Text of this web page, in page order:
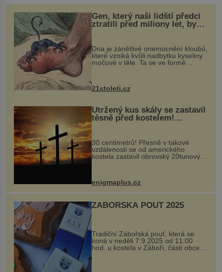
Gen, který naši lidští předci
ztratili před miliony let, by
mohl pomoci s léčbou
„nemoci králů“
Dna je zánětlivé onemocnění kloubů,
které vzniká kvůli nadbytku kyseliny
močové v těle. Ta se ve formě
nohou, a způsobuje bole...
21stoleti.cz
Utržený kus skály se zastavil
těsně před kostelem!
Ochránila ho boží síla?
30 centimetrů! Přesně v takové
vzdálenosti se od amerického
kostela zastavil obrovský 20tunový
...
enigmaplus.cz
ZÁBOŘSKÁ POUŤ 2025
Tradiční Zábořská pouť, která se
koná v neděli 7.9.2025 od 11:00
hod. u kostela v Záboří, části obce
Kly u Mělníka. V programu naleznete
komentovanou prohlídku kostela,